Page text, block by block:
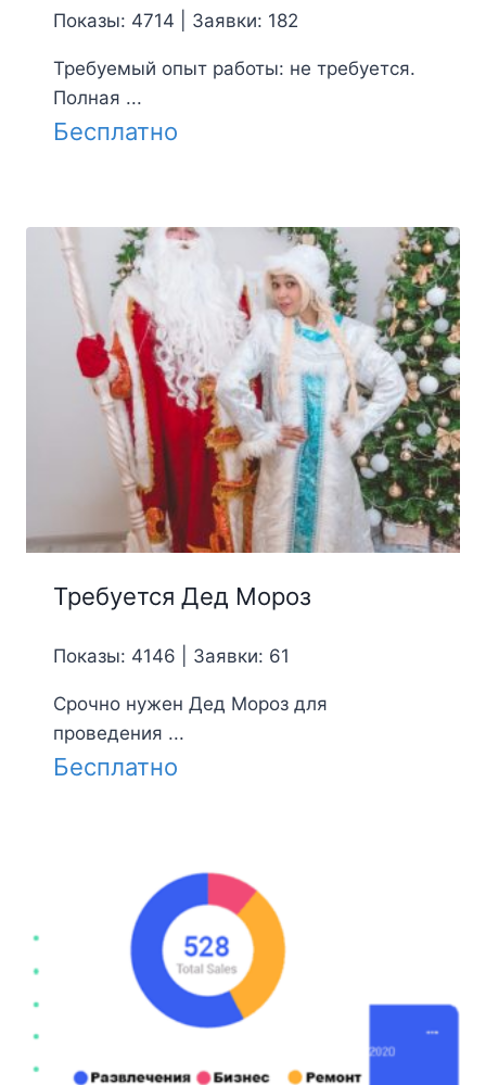
Показы: 4714 | Заявки: 182
Требуемый опыт работы: не требуется.
Полная ...
Бесплатно
Требуется Дед Мороз
Показы: 4146 | Заявки: 61
Срочно нужен Дед Мороз для
проведения ...
Бесплатно